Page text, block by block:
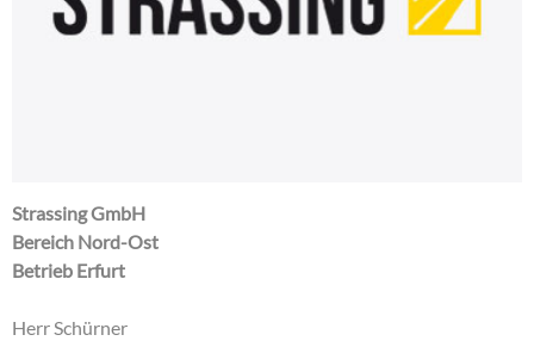
Strassing GmbH
Bereich Nord-Ost
Betrieb Erfurt
Herr Schürner